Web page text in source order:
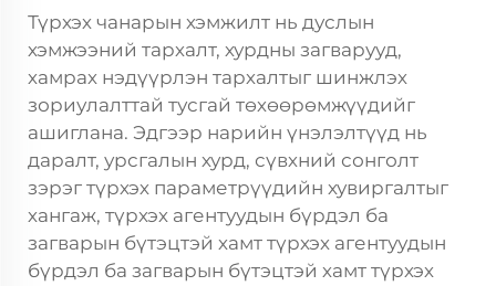
Түрхэх чанарын хэмжилт нь дуслын
хэмжээний тархалт, хурдны загварууд,
хамрах нэдүүрлэн тархалтыг шинжлэх
зориулалттай тусгай төхөөрөмжүүдийг
ашиглана. Эдгээр нарийн үнэлэлтүүд нь
даралт, урсгалын хурд, сүвхний сонголт
зэрэг түрхэх параметрүүдийн хувиргалтыг
хангаж, түрхэх агентуудын бүрдэл ба
загварын бүтэцтэй хамт түрхэх агентуудын
бүрдэл ба загварын бүтэцтэй хамт түрхэх